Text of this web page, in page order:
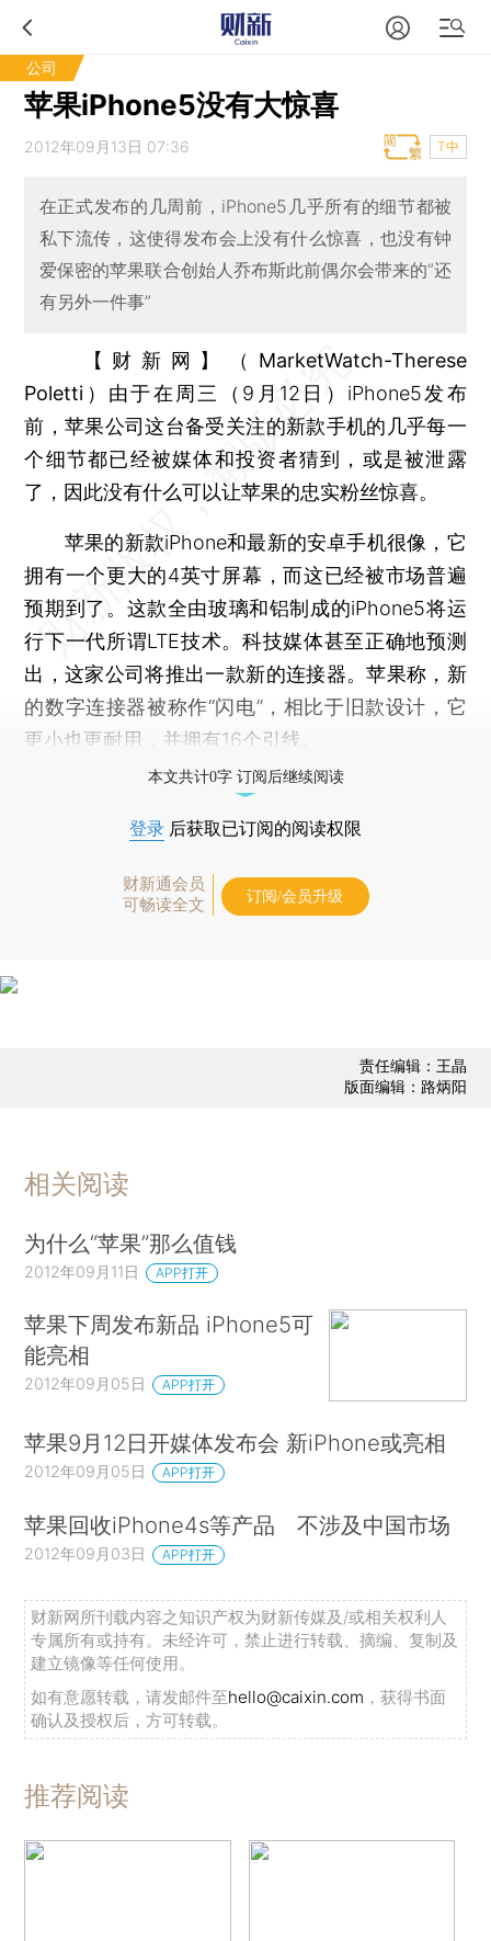
公司
苹果iPhone5没有大惊喜
2012年09月13日 07:36 T中
在正式发布的几周前，iPhone5几乎所有的细节都被
私下流传，这使得发布会上没有什么惊喜，也没有钟
爱保密的苹果联合创始人乔布斯此前偶尔会带来的“还
有另外一件事”
【财新网】（MarketWatch-Therese
Poletti） 由于在周三（9月12日）iPhone5发布
前，苹果公司这台备受关注的新款手机的几乎每一
个细节都已经被媒体和投资者猜到，或是被泄露
了，因此没有什么可以让苹果的忠实粉丝惊喜。
苹果的新款iPhone和最新的安卓手机很像，它
拥有一个更大的4英寸屏幕，而这已经被市场普遍
预期到了。这款全由玻璃和铝制成的iPhone5将运
行下一代所谓LTE技术。科技媒体甚至正确地预测
出，这家公司将推出一款新的连接器。苹果称，新
的数字连接器被称作“闪电”，相比于旧款设计，它
更小也更耐用，并拥有16个引线。
本文共计0字 订阅后继续阅读
登录 后获取已订阅的阅读权限
财新通会员
可畅读全文
订阅/会员升级
责任编辑：王晶
版面编辑：路炳阳
相关阅读
为什么“苹果”那么值钱
2012年09月11日 APP打开
苹果下周发布新品 iPhone5可
能亮相
2012年09月05日 APP打开
苹果9月12日开媒体发布会 新iPhone或亮相
2012年09月05日 APP打开
苹果回收iPhone4s等产品 不涉及中国市场
2012年09月03日 APP打开
财新网所刊载内容之知识产权为财新传媒及/或相关权利人
专属所有或持有。未经许可，禁止进行转载、摘编、复制及
建立镜像等任何使用。
如有意愿转载，请发邮件至hello@caixin.com ，获得书面
确认及授权后，方可转载。
推荐阅读